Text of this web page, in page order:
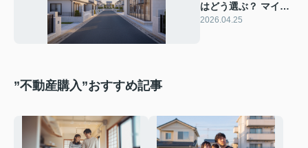
はどう選ぶ？ マイホ
ーム購入のポイント
2026.04.25
”不動産購入”おすすめ記事